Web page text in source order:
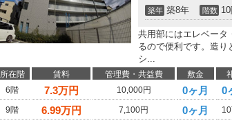
築年 築8年 階数
共用部にはエレベータ
るので便利です。造り
シ...
所在階 賃料 管理費・共益費 敷金
6階
7.3万円 10,000円 0ヶ月 0
9階
6.99万円 7,100円 0ヶ月